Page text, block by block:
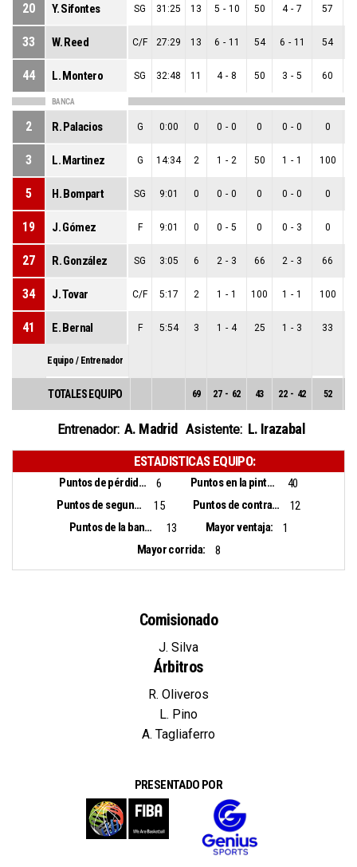
20 Y. Sifontes SG 31:25 13 5 - 10 50 4 - 7 57
33 W. Reed C/F 27:29 13 6 - 11 54 6 - 11 54
44 L. Montero SG 32:48 11 4 - 8 50 3 - 5 60
BANCA
2 R. Palacios G 0:00 0 0 - 0 0 0 - 0 0
3 L. Martinez G 14:34 2 1 - 2 50 1 - 1 100
5 H. Bompart SG 9:01 0 0 - 0 0 0 - 0 0
19 J. Gómez F 9:01 0 0 - 5 0 0 - 3 0
27 R. González SG 3:05 6 2 - 3 66 2 - 3 66
34 J. Tovar C/F 5:17 2 1 - 1 100 1 - 1 100
41 E. Bernal F 5:54 3 1 - 4 25 1 - 3 33
Equipo / Entrenador
TOTALES EQUIPO 69 27 - 62 43 22 - 42 52
Entrenador: A. Madrid Asistente: L. Irazabal
ESTADISTICAS EQUIPO:
Puntos de pérdidas: 6 Puntos en la pintura:
40
Puntos de segunda oportunidad:
15 Puntos de contra ataque:
12
Puntos de la banca:
13 Mayor ventaja:
1
Mayor corrida:
8
Comisionado
J. Silva
Árbitros
R. Oliveros
L. Pino
A. Tagliaferro
PRESENTADO POR